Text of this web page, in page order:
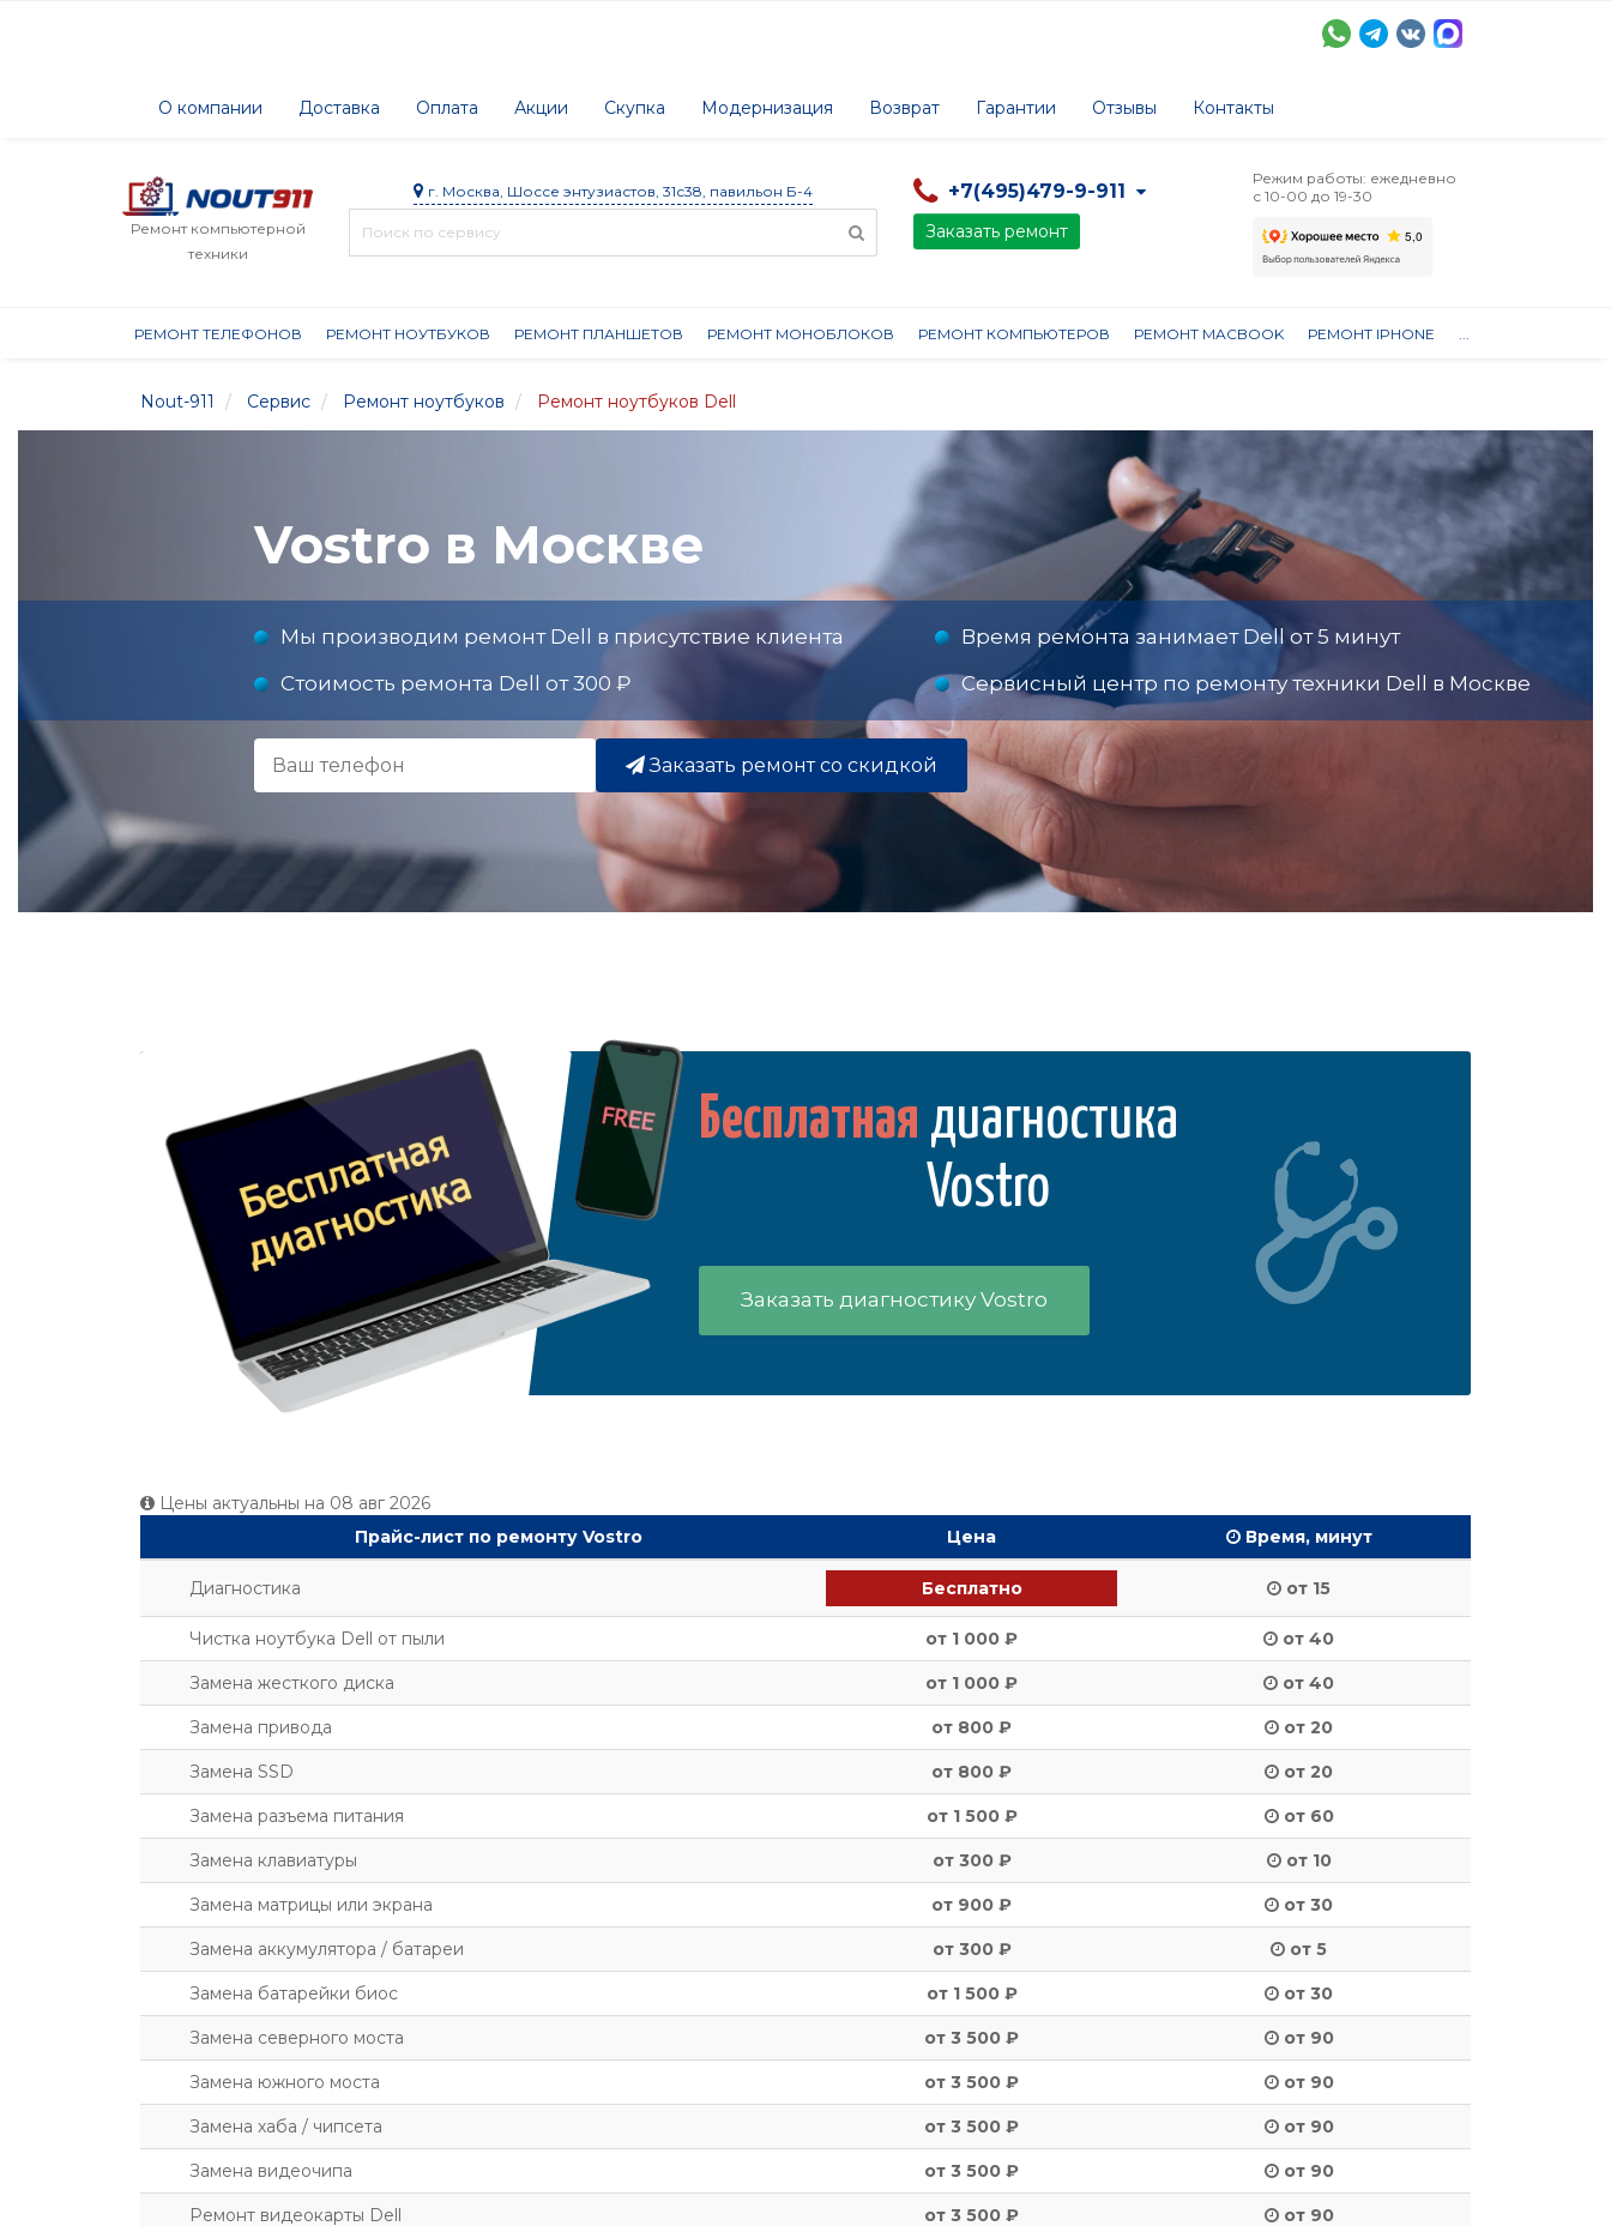
О компании Доставка Оплата Акции Скупка Модернизация Возврат Гарантии Отзывы Контакты
Ремонт компьютерной
техники
г. Москва, Шоссе энтузиастов, 31с38, павильон Б-4 +7(495)479-9-911
Заказать ремонт
Режим работы: ежедневно
с 10-00 до 19-30
РЕМОНТ ТЕЛЕФОНОВ РЕМОНТ НОУТБУКОВ РЕМОНТ ПЛАНШЕТОВ РЕМОНТ МОНОБЛОКОВ РЕМОНТ КОМПЬЮТЕРОВ РЕМОНТ MACBOOK РЕМОНТ IPHONE ...
Nout-911 Сервис Ремонт ноутбуков Ремонт ноутбуков Dell
Vostro в Москве
Мы производим ремонт Dell в присутствие клиента
Время ремонта занимает Dell от 5 минут
Стоимость ремонта Dell от 300 ₽
Сервисный центр по ремонту техники Dell в Москве
Заказать ремонт со скидкой
Бесплатная диагностика
Vostro
Заказать диагностику Vostro
Цены актуальны на 08 авг 2026
Прайс-лист по ремонту Vostro
Цена Время, минут
Диагностика Бесплатно от 15
Чистка ноутбука Dell от пыли от 1 000 ₽ от 40
Замена жесткого диска от 1 000 ₽ от 40
Замена привода от 800 ₽ от 20
Замена SSD от 800 ₽ от 20
Замена разъема питания от 1 500 ₽ от 60
Замена клавиатуры от 300 ₽ от 10
Замена матрицы или экрана от 900 ₽ от 30
Замена аккумулятора / батареи от 300 ₽ от 5
Замена батарейки биос от 1 500 ₽ от 30
Замена северного моста от 3 500 ₽ от 90
Замена южного моста от 3 500 ₽ от 90
Замена хаба / чипсета от 3 500 ₽ от 90
Замена видеочипа от 3 500 ₽ от 90
Ремонт видеокарты Dell от 3 500 ₽ от 90